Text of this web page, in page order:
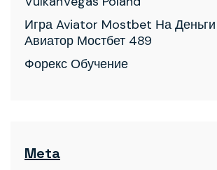
Игра Aviator Mostbet На
Авиатор Мостбет 489
Форекс Обучение
Meta